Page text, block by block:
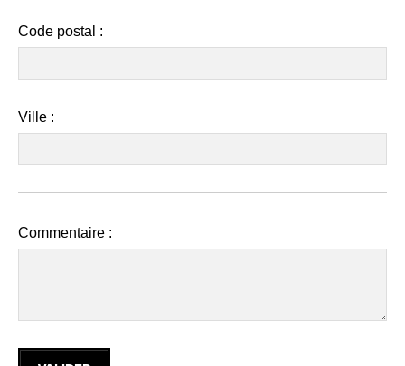
Code postal :
Ville :
Commentaire :